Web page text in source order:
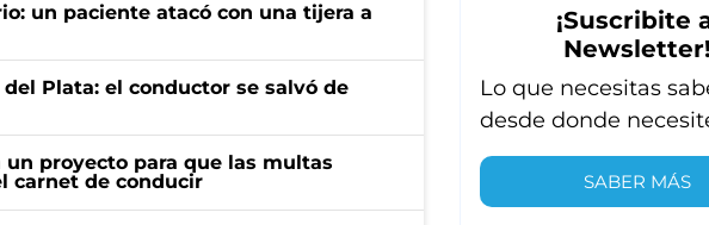
un paciente atacó con una tijera a
Plata: el conductor se salvó de
proyecto para que las multas
carnet de conducir
¡Suscribite
Newsletter!
Lo que necesitas
desde donde
SABER MÁS